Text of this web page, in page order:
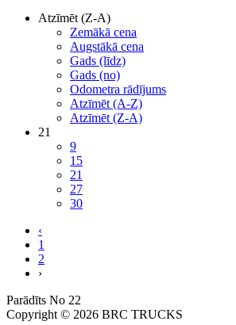
Atzīmēt (Z-A)
Zemākā cena
Augstākā cena
Gads (līdz)
Gads (no)
Odometra rādījums
Atzīmēt (A-Z)
Atzīmēt (Z-A)
21
9
15
21
27
30
‹
1
2
›
Parādīts No 22
Copyright © 2026 BRC TRUCKS